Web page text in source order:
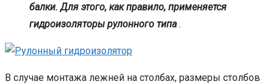
балки. Для этого, как правило, применяется
гидроизоляторы рулонного типа.
В случае монтажа лежней на столбах, размеры столбов